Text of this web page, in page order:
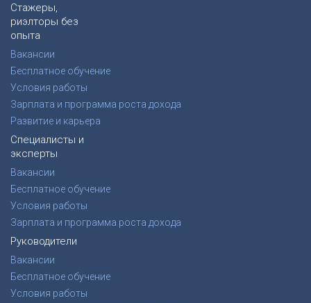
Стажеры,
риэлторы без
опыта
Вакансии
Бесплатное обучение
Условия работы
Зарплата и программа роста дохода
Развитие и карьера
Специалисты и
эксперты
Вакансии
Бесплатное обучение
Условия работы
Зарплата и программа роста дохода
Руководители
Вакансии
Бесплатное обучение
Условия работы